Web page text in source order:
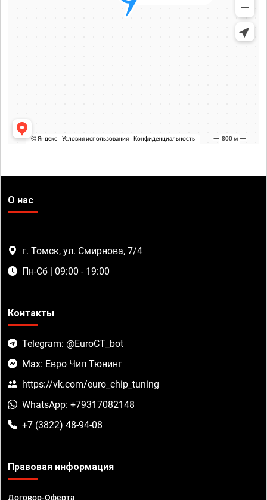
О нас
г. Томск, ул. Смирнова, 7/4
Пн-Сб | 09:00 - 19:00
Контакты
Telegram: @EuroCT_bot
Max: Евро Чип Тюнинг
https://vk.com/euro_chip_tuning
WhatsApp: +79317082148
+7 (3822) 48-94-08
Правовая информация
Договор-Оферта